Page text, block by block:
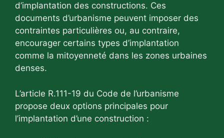
d’implantation des constructions. Ces
documents d’urbanisme peuvent imposer des
contraintes particulières ou, au contraire,
encourager certains types d’implantation
comme la mitoyenneté dans les zones urbaines
denses.
L’article R.111-19 du Code de l’urbanisme
propose deux options principales pour
l’implantation d’une construction :